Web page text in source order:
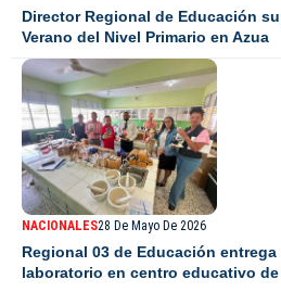
Director Regional de Educación
Verano del Nivel Primario en Azua
NACIONALES28 De Mayo De 2026
Regional 03 de Educación
laboratorio en centro educativo de